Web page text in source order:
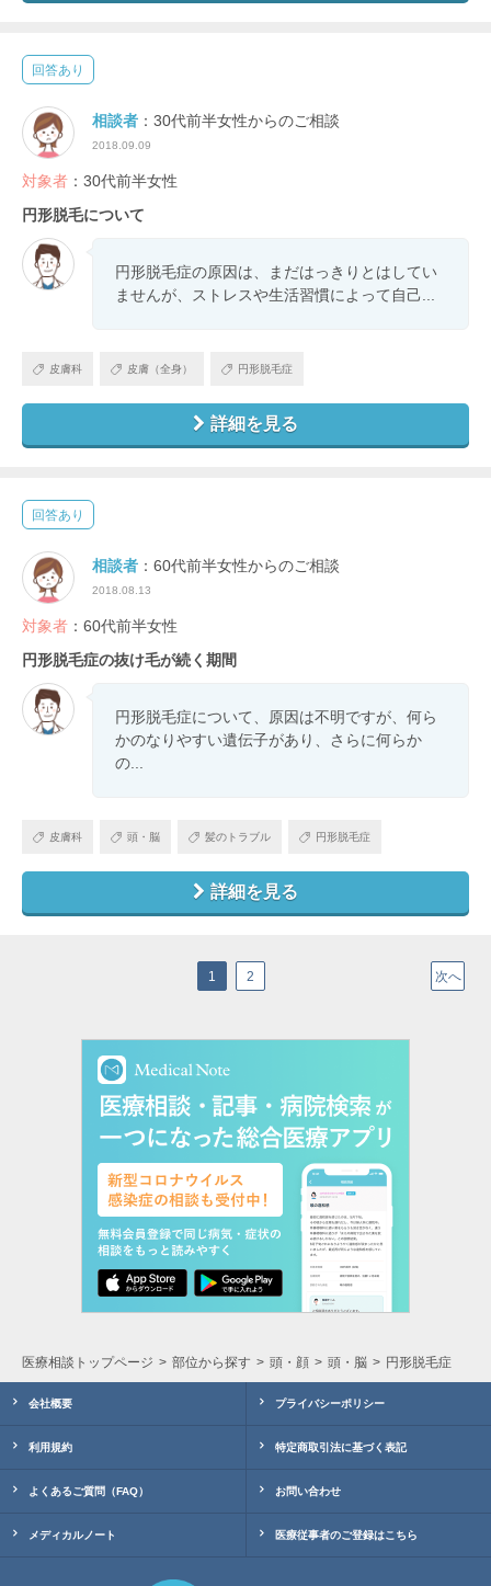
回答あり
相談者 ：30代前半女性からのご相談
2018.09.09
対象者 ：30代前半女性
円形脱毛について
円形脱毛症の原因は、まだはっきりとはしてい
ませんが、ストレスや生活習慣によって自己...
皮膚科 皮膚（全身） 円形脱毛症
詳細を見る
回答あり
相談者 ：60代前半女性からのご相談
2018.08.13
対象者 ：60代前半女性
円形脱毛症の抜け毛が続く期間
円形脱毛症について、原因は不明ですが、何ら
かのなりやすい遺伝子があり、さらに何らか
の...
皮膚科 頭・脳 髪のトラブル 円形脱毛症
詳細を見る
次へ
1 2
医療相談トップページ 部位から探す 頭・顔 頭・脳 円形脱毛症
会社概要 プライバシーポリシー
利用規約 特定商取引法に基づく表記
よくあるご質問（FAQ） お問い合わせ
メディカルノート 医療従事者のご登録はこちら